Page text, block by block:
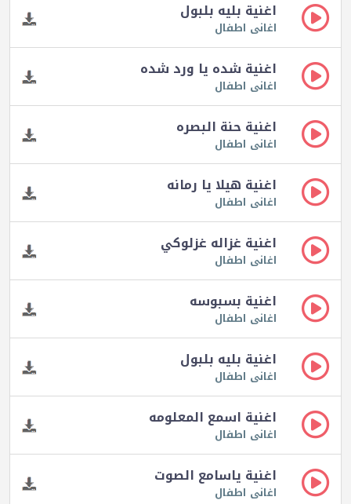
اغنية بليه بلبول
اغانى اطفال
اغنية شده يا ورد شده
اغانى اطفال
اغنية حنة البصره
اغانى اطفال
اغنية هيلا يا رمانه
اغانى اطفال
اغنية غزاله غزلوكي
اغانى اطفال
اغنية بسبوسه
اغانى اطفال
اغنية بليه بلبول
اغانى اطفال
اغنية اسمع المعلومه
اغانى اطفال
اغنية ياسامع الصوت
اغانى اطفال